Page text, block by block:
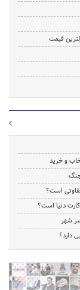
قیمت
و خرید
است؟
شهر
دارد؟